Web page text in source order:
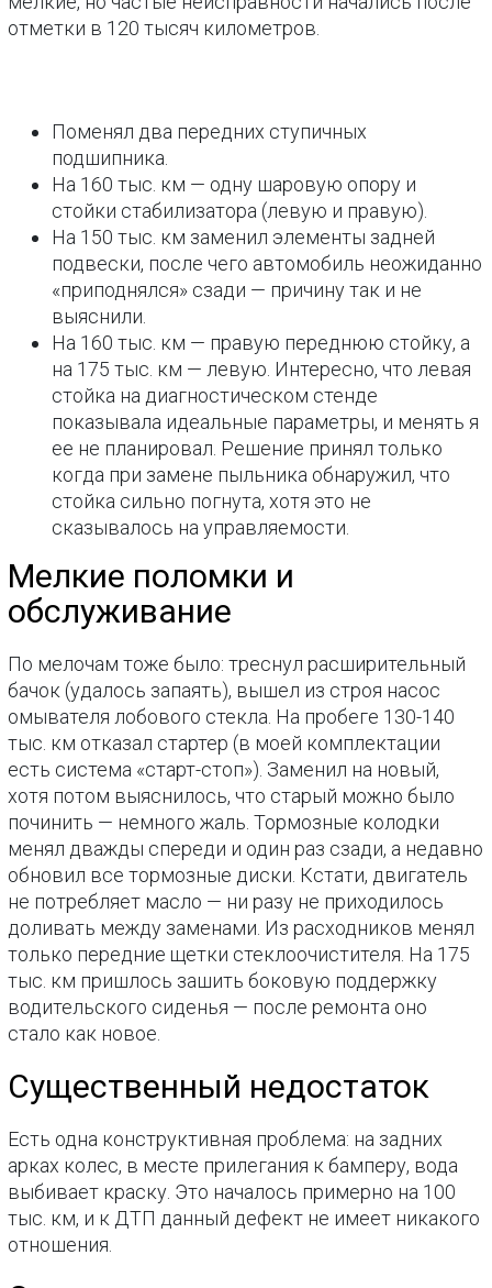
отметки в 120 тысяч километров.
Поменял два передних ступичных
подшипника.
На 160 тыс. км — одну шаровую опору и
стойки стабилизатора (левую и правую).
На 150 тыс. км заменил элементы задней
подвески, после чего автомобиль неожиданно
«приподнялся» сзади — причину так и не
выяснили.
На 160 тыс. км — правую переднюю стойку, а
на 175 тыс. км — левую. Интересно, что левая
стойка на диагностическом стенде
показывала идеальные параметры, и менять я
ее не планировал. Решение принял только
когда при замене пыльника обнаружил, что
стойка сильно погнута, хотя это не
сказывалось на управляемости.
Мелкие поломки и
обслуживание
По мелочам тоже было: треснул расширительный
бачок (удалось запаять), вышел из строя насос
омывателя лобового стекла. На пробеге 130-140
тыс. км отказал стартер (в моей комплектации
есть система «старт-стоп»). Заменил на новый,
хотя потом выяснилось, что старый можно было
починить — немного жаль. Тормозные колодки
менял дважды спереди и один раз сзади, а недавно
обновил все тормозные диски. Кстати, двигатель
не потребляет масло — ни разу не приходилось
доливать между заменами. Из расходников менял
только передние щетки стеклоочистителя. На 175
тыс. км пришлось зашить боковую поддержку
водительского сиденья — после ремонта оно
стало как новое.
Существенный недостаток
Есть одна конструктивная проблема: на задних
арках колес, в месте прилегания к бамперу, вода
выбивает краску. Это началось примерно на 100
тыс. км, и к ДТП данный дефект не имеет никакого
отношения.